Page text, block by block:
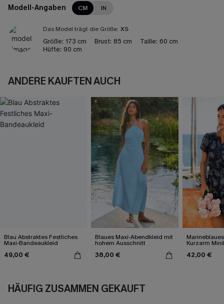
Modell-Angaben CM IN
Das Model trägt die Größe: XS
Größe: 173 cm Brust: 85 cm Taille: 60 cm
Hüfte: 90 cm
ANDERE KAUFTEN AUCH
Blau Abstraktes Festliches
Maxi-Bandeaukleid
49,00 €
Blaues Maxi-Abendkleid mit
hohem Ausschnitt
38,00 €
Kurzarm
42,00 €
HÄUFIG ZUSAMMEN GEKAUFT